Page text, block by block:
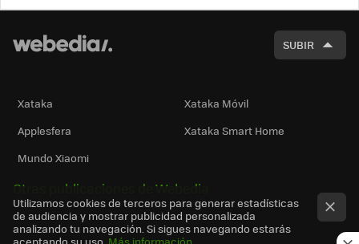
SUBIR
Xataka
Xataka Móvil
Applesfera
Xataka Smart Home
Mundo Xiaomi
Otras publicaciones de Webedia
Utilizamos cookies de terceros para generar estadísticas
de audiencia y mostrar publicidad personalizada
analizando tu navegación. Si sigues navegando estarás